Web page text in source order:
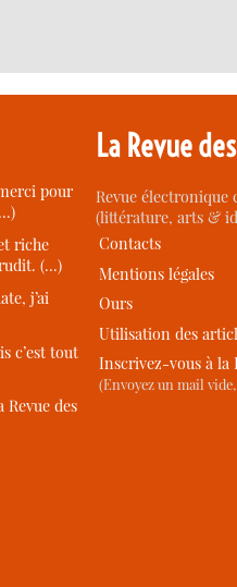
pour
riche
(…)
j’ai
c’est tout
des
La Revue
Revue
(littérature, arts &
Contacts
Mentions légales
Ours
Utilisation des
Inscrivez-vous à la
(Envoyez un mail